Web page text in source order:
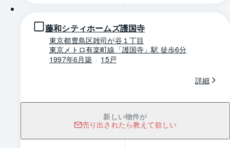
藤和シティホームズ護国寺
東京都豊島区雑司が谷１丁目
東京メトロ有楽町線「護国寺」駅 徒歩6分
1997年6月築
15戸
詳細
新しい物件が
売り出されたら教えて欲しい